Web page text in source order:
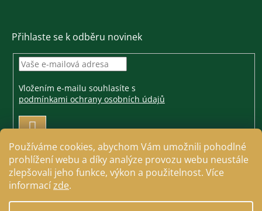
Používáme cookies, abychom Vám umožnili pohodlné
prohlížení webu a díky analýze provozu webu neustále
zlepšovali jeho funkce, výkon a použitelnost. Více
informacízde.
Přihlaste se k odběru novinek
Vložením e-mailu souhlasíte s
podmínkami ochrany osobních údajů
PŘIHLÁSIT